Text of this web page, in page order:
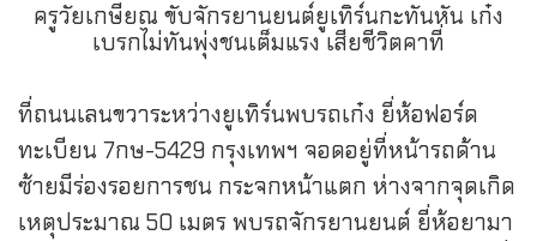
ครูวัยเกษียณ ขับจักรยานยนต์ยูเทิร์นกะทันหัน เก๋ง
เบรกไม่ทันพุ่งชนเต็มแรง เสียชีวิตคาที่
ที่ถนนเลนขวาระหว่างยูเทิร์นพบรถเก๋ง ยี่ห้อฟอร์ด
ทะเบียน 7กษ-5429 กรุงเทพฯ จอดอยู่ที่หน้ารถด้าน
ซ้ายมีร่องรอยการชน กระจกหน้าแตก ห่างจากจุดเกิด
เหตุประมาณ 50 เมตร พบรถจักรยานยนต์ ยี่ห้อยามา